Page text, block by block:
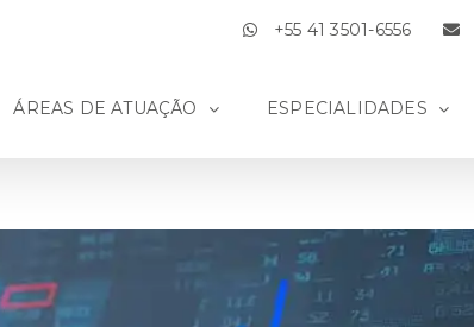
+55 41 3501-6556
ÁREAS DE ATUAÇÃO ESPECIALIDADES